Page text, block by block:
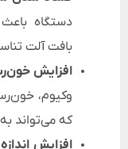
دستگاه
بافت آلت
افزایش
وکیوم،
که می‌تواند
افزایش